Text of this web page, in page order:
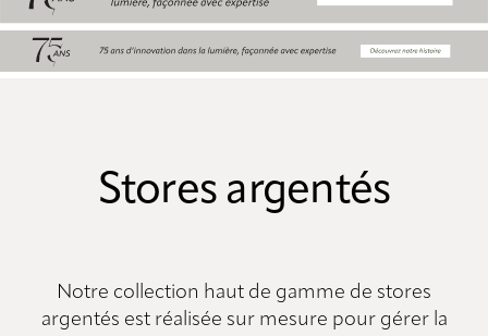
Stores argentés
Notre collection haut de gamme de stores
argentés est réalisée sur mesure pour gérer la